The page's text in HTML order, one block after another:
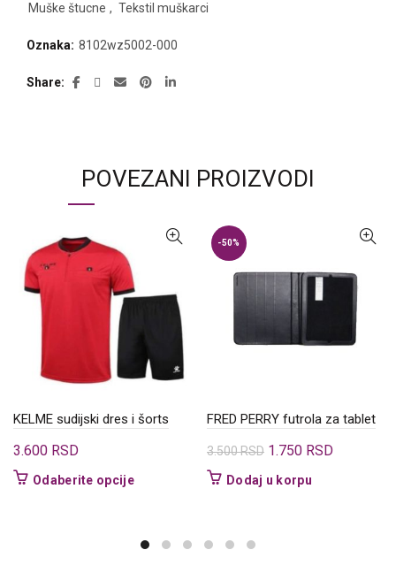
Muške štucne , Tekstil muškarci
Oznaka: 8102wz5002-000
Share
POVEZANI PROIZVODI
KELME sudijski dres i šorts
3.600 RSD
Odaberite opcijeOvaj
više
-50%
FRED PERRY futrola za tablet
3.500RSD Originalna
cena
1.750 RSDTrenutna
Dodaj u korpu